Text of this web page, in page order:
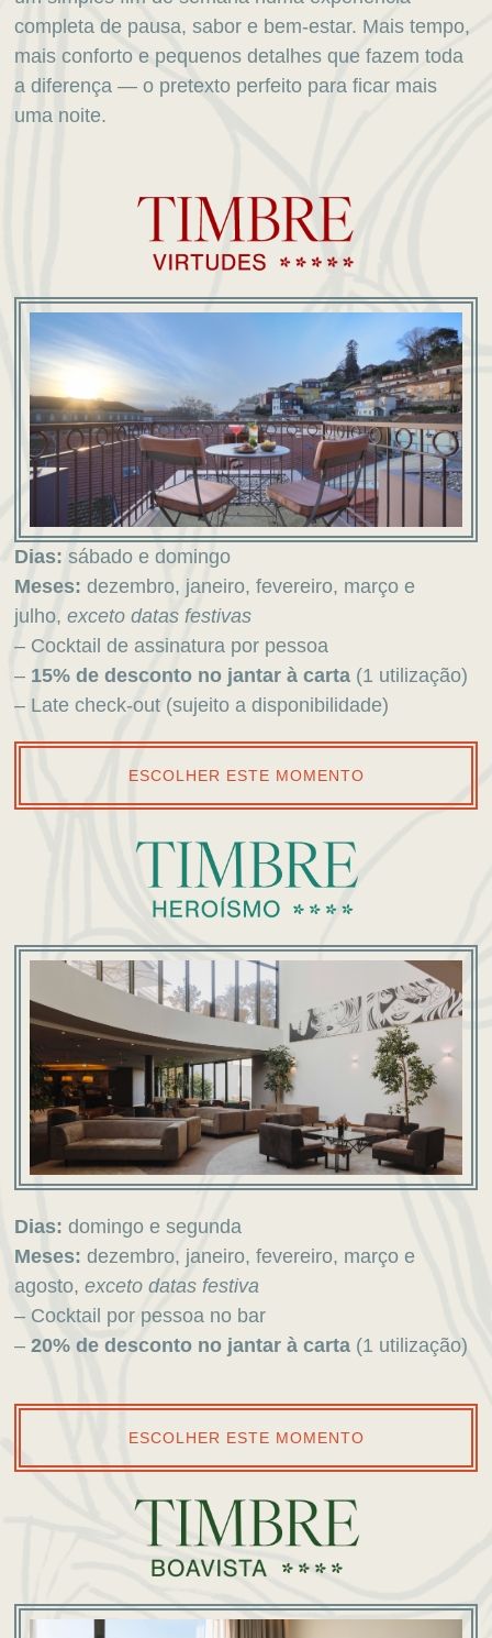
completa de pausa, sabor e bem-estar. Mais tempo,
mais conforto e pequenos detalhes que fazem toda
a diferença — o pretexto perfeito para ficar mais
uma noite.
Dias: sábado e domingo
Meses: dezembro, janeiro, fevereiro, março e
julho, exceto datas festivas
– Cocktail de assinatura por pessoa
– 15% de desconto no jantar à carta (1 utilização)
– Late check-out (sujeito a disponibilidade)
ESCOLHER ESTE MOMENTO
Dias: domingo e segunda
Meses: dezembro, janeiro, fevereiro, março e
agosto, exceto datas festiva
– Cocktail por pessoa no bar
– 20% de desconto no jantar à carta (1 utilização)
ESCOLHER ESTE MOMENTO